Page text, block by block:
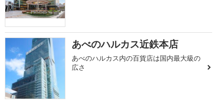
あべのハルカス近鉄本店
あべのハルカス内の百貨店は国内最大級の
広さ